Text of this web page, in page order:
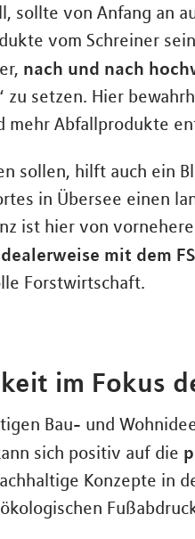
sollte von Anfang an
vom Schreiner
nach und nach
zu setzen. Hier
mehr Abfallprodukte
sollen, hilft auch ein
in Übersee einen
ist hier von
mit dem
Forstwirtschaft.
im Fokus
Bau- und
sich positiv auf die
Konzepte in